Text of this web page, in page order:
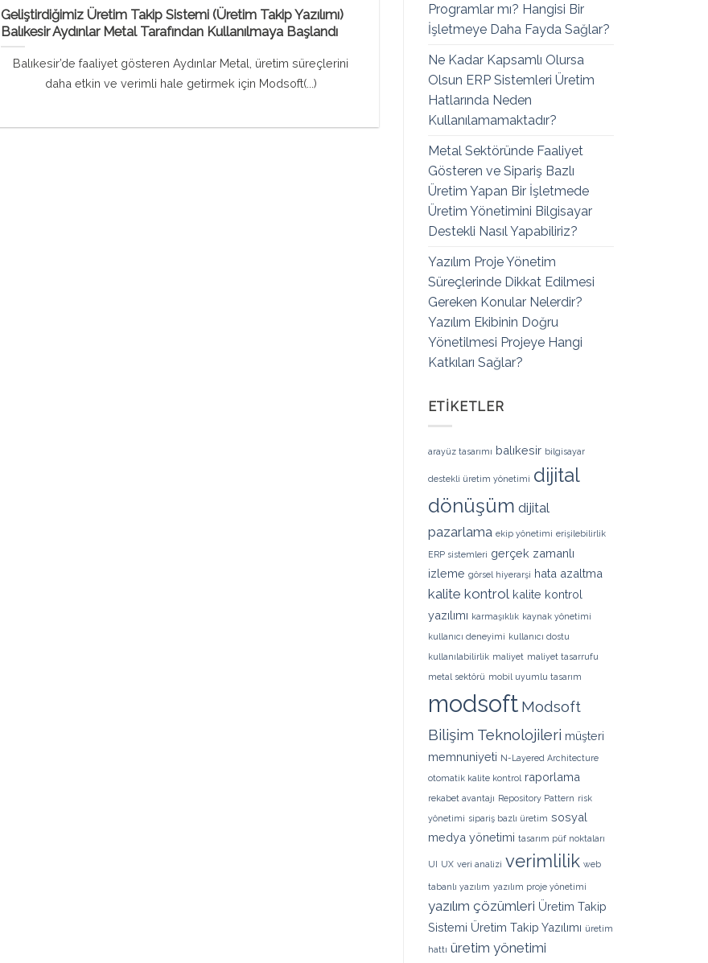
Geliştirdiğimiz Üretim Takip Sistemi (Üretim Takip Yazılımı)
Balıkesir Aydınlar Metal Tarafından Kullanılmaya Başlandı
Balıkesir’de faaliyet gösteren Aydınlar Metal, üretim süreçlerini
daha etkin ve verimli hale getirmek için Modsoft(...)
Programlar mı? Hangisi Bir
İşletmeye Daha Fayda Sağlar?
Ne Kadar Kapsamlı Olursa
Olsun ERP Sistemleri Üretim
Hatlarında Neden
Kullanılamamaktadır?
Metal Sektöründe Faaliyet
Gösteren ve Sipariş Bazlı
Üretim Yapan Bir İşletmede
Üretim Yönetimini Bilgisayar
Destekli Nasıl Yapabiliriz?
Yazılım Proje Yönetim
Süreçlerinde Dikkat Edilmesi
Gereken Konular Nelerdir?
Yazılım Ekibinin Doğru
Yönetilmesi Projeye Hangi
Katkıları Sağlar?
ETIKETLER
arayüz tasarımı balıkesir bilgisayar
destekli üretim yönetimi dijital
dönüşüm dijital
pazarlama ekip yönetimi erişilebilirlik
ERP sistemleri gerçek zamanlı
izleme görsel hiyerarşi hata azaltma
kalite kontrol kalite kontrol
yazılımı karmaşıklık kaynak yönetimi
kullanıcı deneyimi kullanıcı dostu
kullanılabilirlik maliyet maliyet tasarrufu
metal sektörü mobil uyumlu tasarım
modsoft Modsoft
Bilişim Teknolojileri müşteri
memnuniyeti N-Layered Architecture
otomatik kalite kontrol raporlama
rekabet avantajı Repository Pattern risk
yönetimi sipariş bazlı üretim sosyal
medya yönetimi tasarım püf noktaları
UI UX veri analizi verimlilik web
tabanlı yazılım yazılım proje yönetimi
yazılım çözümleri Üretim Takip
Sistemi Üretim Takip Yazılımı üretim
hattı üretim yönetimi